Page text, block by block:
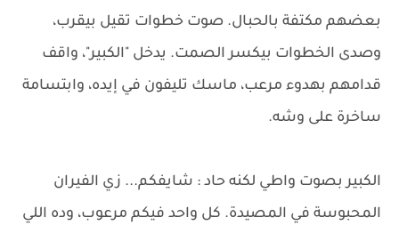
بعضهم مكتفة بالحبال. صوت خطوات تقيل بيقرب،
وصدى الخطوات بيكسر الصمت. يدخل "الكبير"، واقف
قدامهم بهدوء مرعب، ماسك تليفون في إيده، وابتسامة
ساخرة على وشه.
الكبير بصوت واطي لكنه حاد : شايفكم... زي الفيران
المحبوسة في المصيدة. كل واحد فيكم مرعوب، وده اللي